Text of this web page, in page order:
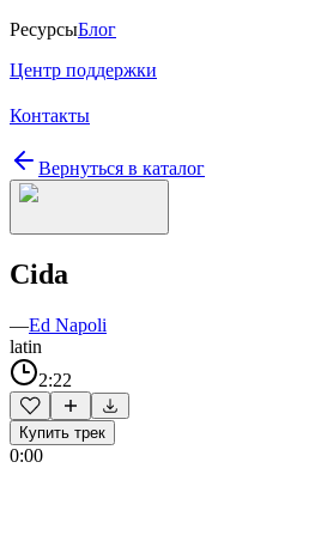
РесурсыБлог
Центр поддержки
Контакты
Вернуться в каталог
Cida
—Ed Napoli
latin
2:22
Купить трек
0:00